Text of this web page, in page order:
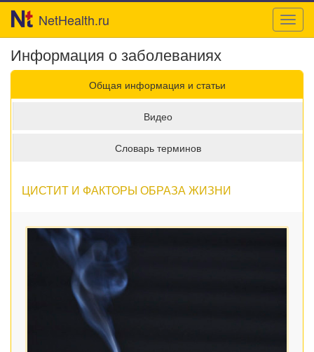
NetHealth.ru
Информация о заболеваниях
Общая информация и статьи
Видео
Словарь терминов
ЦИСТИТ И ФАКТОРЫ ОБРАЗА ЖИЗНИ